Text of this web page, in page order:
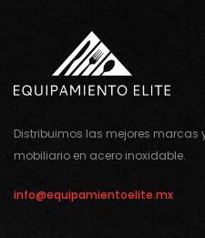
Distribuimos las mejores
mobiliario en acero inoxidable.
info@equipamientoelite.mx